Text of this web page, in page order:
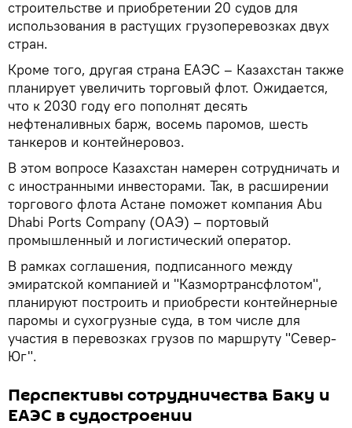
строительстве и приобретении 20 судов для
использования в растущих грузоперевозках двух
стран.
Кроме того, другая страна ЕАЭС – Казахстан также
планирует увеличить торговый флот. Ожидается,
что к 2030 году его пополнят десять
нефтеналивных барж, восемь паромов, шесть
танкеров и контейнеровоз.
В этом вопросе Казахстан намерен сотрудничать и
с иностранными инвесторами. Так, в расширении
торгового флота Астане поможет компания Abu
Dhabi Ports Company (ОАЭ) – портовый
промышленный и логистический оператор.
В рамках соглашения, подписанного между
эмиратской компанией и "Казмортрансфлотом",
планируют построить и приобрести контейнерные
паромы и сухогрузные суда, в том числе для
участия в перевозках грузов по маршруту "Север-
Юг".
Перспективы сотрудничества Баку и
ЕАЭС в судостроении